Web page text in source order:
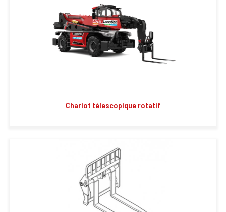
Chariot télescopique rotatif